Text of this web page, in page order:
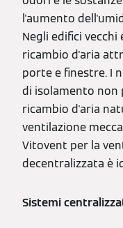
l'aumento
Negli edifici
ricambio d'aria
porte e finestre. I
di isolamento non
ricambio d'aria
ventilazione
Vitovent per la
decentralizzata è
Sistemi